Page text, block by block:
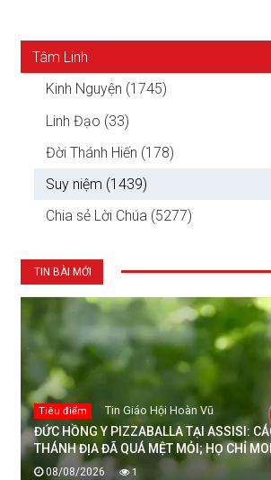
Tâm Linh
Kinh Nguyện (1745)
Linh Đạo (33)
Đời Thánh Hiến (178)
Suy niệm (1439)
Chia sẻ Lời Chúa (5277)
TIN BÀI MỚI
Tiêu điểm Tin Giáo Hội Hoàn Vũ
ĐỨC HỒNG Y PIZZABALLA TẠI ASSISI:
THÁNH ĐỊA ĐÃ QUÁ MỆT MỎI; HỌ CHỈ
08/08/2026 1